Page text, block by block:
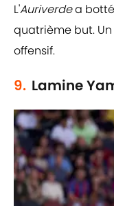
L'Auriverdea
quatrième but.
offensif.
9. Lamine